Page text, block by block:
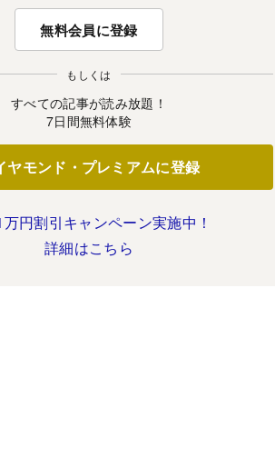
無料会員に登録
もしくは
すべての記事が読み放題！
7日間無料体験
ヤモンド・プレミアムに登録
円割引キャンペーン実施中！
詳細はこちら